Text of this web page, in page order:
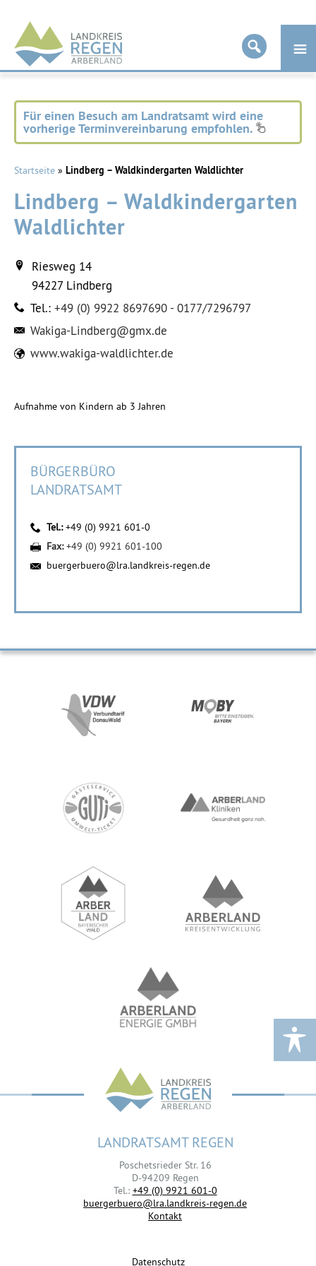
Landkreis
Regen
Für einen Besuch am Landratsamt wird eine
vorherige Terminvereinbarung empfohlen.
Startseite » Lindberg – Waldkindergarten Waldlichter
Lindberg – Waldkindergarten
Waldlichter
Riesweg 14
94227 Lindberg
Tel.: +49 (0) 9922 8697690 - 0177/7296797
Wakiga-Lindberg@gmx.de
www.wakiga-waldlichter.de
Aufnahme von Kindern ab 3 Jahren
BÜRGERBÜRO
LANDRATSAMT
Tel.:+49 (0) 9921 601-0
Fax:+49 (0) 9921 601-100
buergerbuero@lra.landkreis-regen.de
LANDRATSAMT REGEN
Poschetsrieder Str. 16
D-94209 Regen
Tel.: +49 (0) 9921 601-0
buergerbuero@lra.landkreis-regen.de
Kontakt
Datenschutz